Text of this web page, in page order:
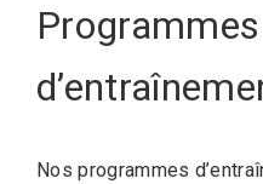
Programmes
Nos programmes